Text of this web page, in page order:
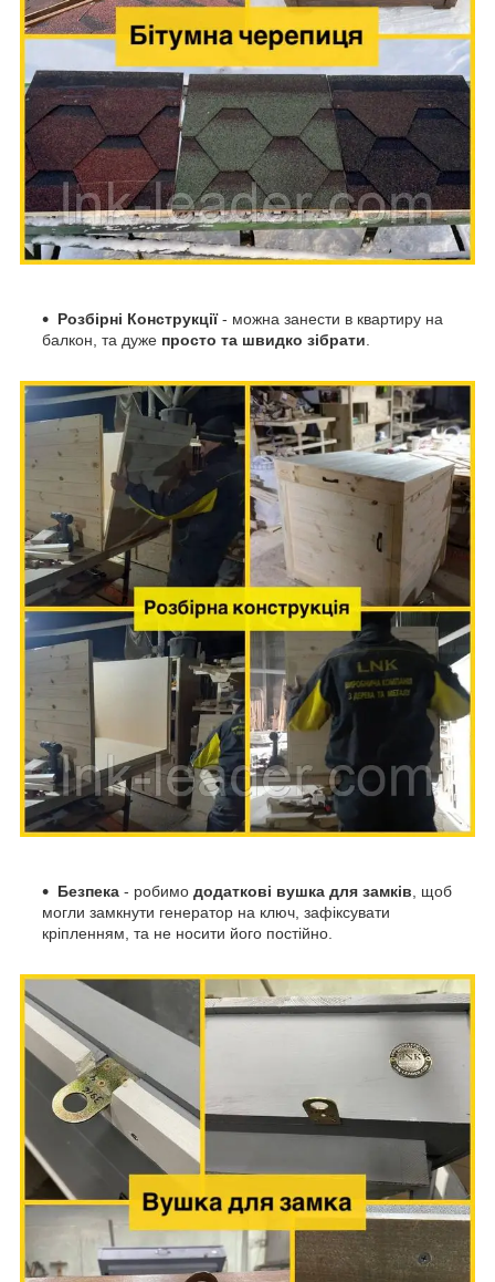
Розбірні Конструкції- можна занести в квартиру на
балкон, та дуже просто та швидко зібрати
Безпека - робимо додаткові вушка для замків , щоб
могли замкнути генератор на ключ, зафіксувати
кріпленням, та не носити його постійно.